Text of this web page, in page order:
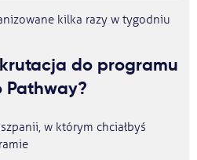
kilka razy w tygodniu
do programu
Pathway?
w którym chciałbyś